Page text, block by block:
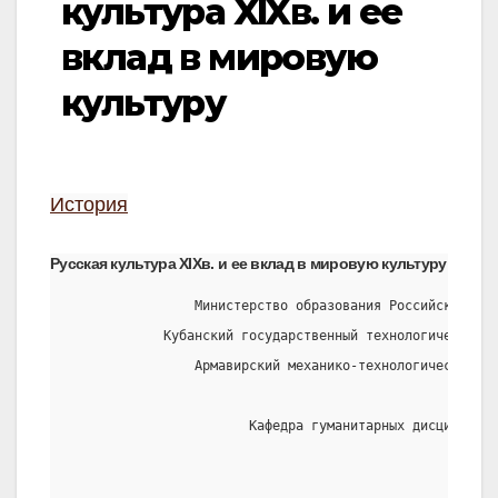
культура XIXв. и ее
вклад в мировую
культуру
История
Русская культура XIXв. и ее вклад в мировую культуру
Министерство образования Российской
Кубанский государственный технологический
Армавирский механико-технологический
                       Кафедра гуманитарных дисциплин